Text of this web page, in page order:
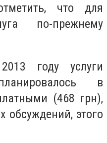
что для
по-прежнему
году услуги
в
(468 грн),
обсуждений, этого